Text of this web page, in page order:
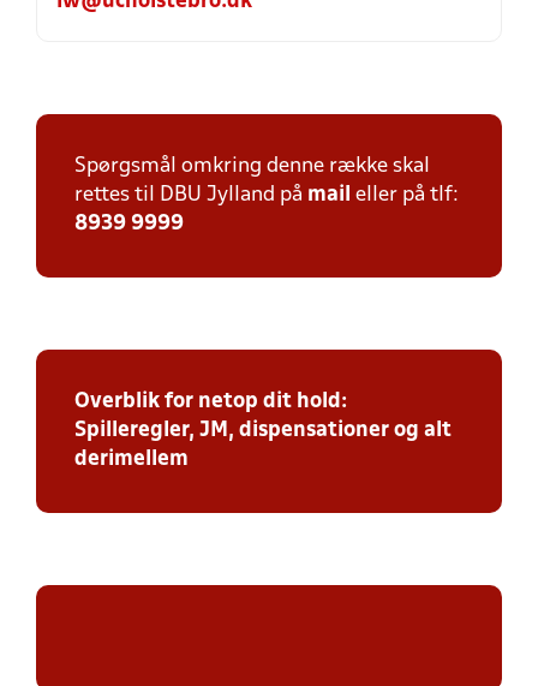
Spørgsmål omkring denne række skal
rettes til DBU Jylland på mail eller på tlf:
8939 9999
Overblik for netop dit hold:
Spilleregler, JM, dispensationer og alt
derimellem